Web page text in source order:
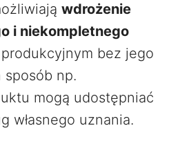
wdrożenie
i niekompletnego
bez jego
sposób np.
mogą udostępniać
własnego uznania.